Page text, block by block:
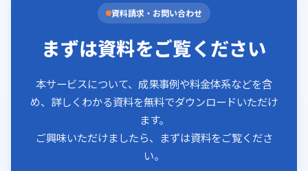
資料請求・お問い合わせ
まずは資料をご覧ください
本サービスについて、成果事例や料金体系などを含
め、詳しくわかる資料を無料でダウンロードいただけ
ます。
ご興味いただけましたら、まずは資料をご覧くださ
い。